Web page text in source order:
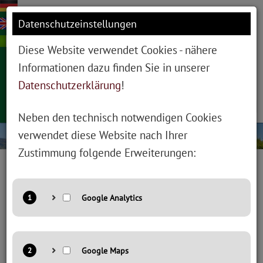
Sitemap
Datenschutzeinstellungen
Diese Website verwendet Cookies - nähere
Informationen dazu finden Sie in unserer
Datenschutzerklärung!
Neben den technisch notwendigen Cookies
verwendet diese Website nach Ihrer
Zustimmung folgende Erweiterungen:
Anbieter: Google LLC
Zweck: Cookie von Google für Website-Analysen. Erzeugt